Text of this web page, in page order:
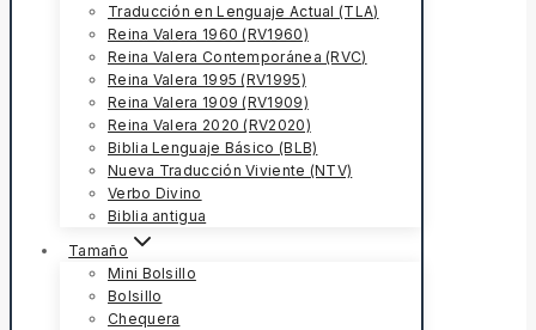
Traducción en Lenguaje Actual (TLA)
Reina Valera 1960 (RV1960)
Reina Valera Contemporánea (RVC)
Reina Valera 1995 (RV1995)
Reina Valera 1909 (RV1909)
Reina Valera 2020 (RV2020)
Biblia Lenguaje Básico (BLB)
Nueva Traducción Viviente (NTV)
Verbo Divino
Biblia antigua
Tamaño
Mini Bolsillo
Bolsillo
Chequera